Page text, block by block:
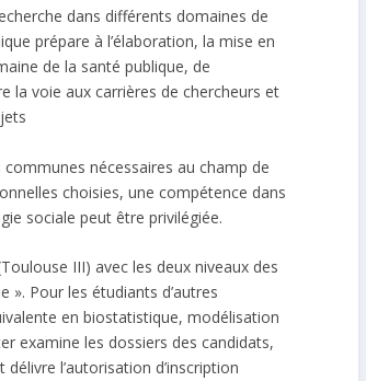
dans différents domaines de
prépare à l’élaboration, la mise en
de la santé publique, de
la voie aux carrières de chercheurs et
nécessaires au champ de
choisies, une compétence dans
sociale peut être privilégiée.
III) avec les deux niveaux des
». Pour les étudiants d’autres
en biostatistique, modélisation
examine les dossiers des candidats,
l’autorisation d’inscription